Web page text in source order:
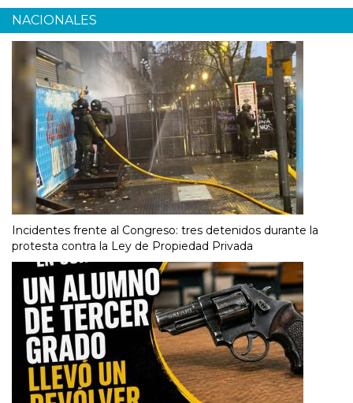
NACIONALES
Incidentes frente al Congreso: tres detenidos durante la
protesta contra la Ley de Propiedad Privada